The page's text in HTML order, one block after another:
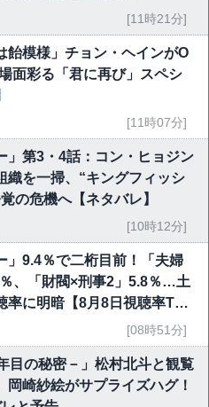
[11時21分]
飴模様」チョン・ヘインがO
面彩る「君に再び」スペシ
[11時07分]
」第3・4話：コン・ヒョジン
織を一掃、“キングフィッシ
の危機へ【ネタバレ】
[10時12分]
」9.4％で二桁目前！「夫婦
、「財閥×刑事2」5.8％…土
率に明暗【8月8日視聴率TO
[08時51分]
目の秘密－」松村北斗と観覧
岡崎紗絵がサプライズハグ！